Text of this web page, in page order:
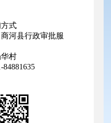
式
河县行政审批服
村
84881635